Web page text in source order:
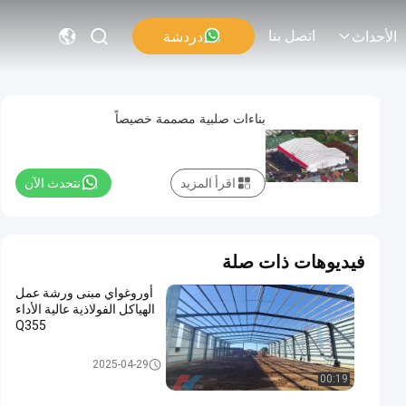
الأحداث اتصل بنا دردشة
بناءات صلبية مصممة خصيصاً
نتحدث الآن اقرأ المزيد
فيديوهات ذات صلة
00:19
أوروغواي مبنى ورشة عمل
الهياكل الفولاذية عالية الأداء
Q355
ورشة عمل الهياكل الفولاذية
2025-04-29